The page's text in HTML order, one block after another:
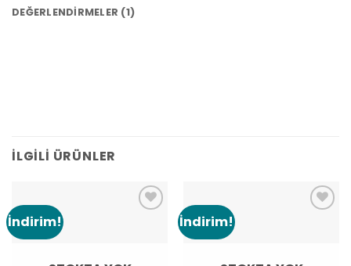
DEĞERLENDIRMELER (1)
İLGILI ÜRÜNLER
İndirim! İndirim!